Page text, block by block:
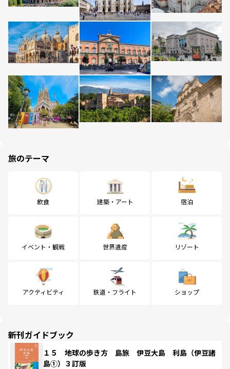
旅のテーマ
飲食 建築・アート 宿泊
イベント・観戦 世界遺産 リゾート
アクティビティ 鉄道・フライト ショップ
新刊ガイドブック
１５ 地球の歩き方 島旅 伊豆大島 利島（伊豆諸
島①）３訂版